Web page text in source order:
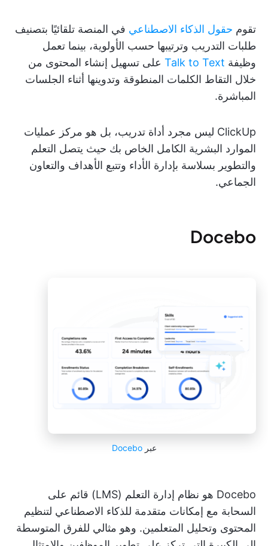
تقوم حقول الذكاء الاصطناعي في المنصة تلقائيًا بتصنيف
طلبات التدريب وترتيبها حسب الأولوية، بينما تعمل
وظيفة Talk to Text على تسهيل إنشاء المحتوى من
خلال التقاط الكلمات المنطوقة وتدوينها أثناء الجلسات
المباشرة.
ClickUp ليس مجرد أداة تدريب، بل هو مركز عمليات
الموارد البشرية الكامل الخاص بك حيث يتصل التعلم
والتطوير بسلاسة بإدارة الأداء وتتبع الأهداف والتعاون
الجماعي.
Docebo
عبرDocebo
Docebo هو نظام إدارة التعلم (LMS) قائم على
السحابة مع إمكانات متقدمة للذكاء الاصطناعي لتنظيم
المحتوى وتحليل المتعلمين. وهو مثالي للفرق المتوسطة